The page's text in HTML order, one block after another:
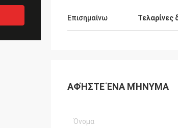
Επισημαίνω Τελαρίνες
ΑΦΉΣΤΕ ΈΝΑ ΜΉΝΥΜΑ